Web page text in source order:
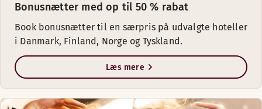
Bonusnætter med op til 50 % rabat
Book bonusnætter til en særpris på udvalgte hoteller
i Danmark, Finland, Norge og Tyskland.
Læs mere
TILBUD PÅ BONUSNÆTTER I NORGE
JULI
Hotel